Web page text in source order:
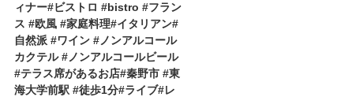
ィナー#ビストロ #bistro #フラン
ス #欧風 #家庭料理#イタリアン#
自然派 #ワイン #ノンアルコール
カクテル #ノンアルコールビール
#テラス席があるお店#秦野市 #東
海大学前駅 #徒歩1分#ライブ#レ